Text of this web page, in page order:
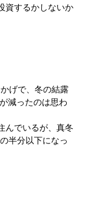
資するかしないか
げで、冬の結露
減ったのは思わ
んでいるが、真冬
半分以下になっ